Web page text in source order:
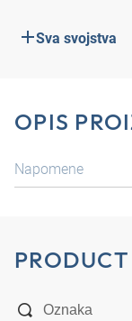
Sva svojstva
OPIS
Napomene